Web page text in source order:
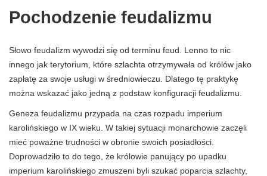
Pochodzenie feudalizmu
Słowo feudalizm wywodzi się od terminu feud. Lenno to nic
innego jak terytorium, które szlachta otrzymywała od królów jako
zapłatę za swoje usługi w średniowieczu. Dlatego tę praktykę
można wskazać jako jedną z podstaw konfiguracji feudalizmu.
Geneza feudalizmu przypada na czas rozpadu imperium
karolińskiego w IX wieku. W takiej sytuacji monarchowie zaczęli
mieć poważne trudności w obronie swoich posiadłości.
Doprowadziło to do tego, że królowie panujący po upadku
imperium karolińskiego zmuszeni byli szukać poparcia szlachty,